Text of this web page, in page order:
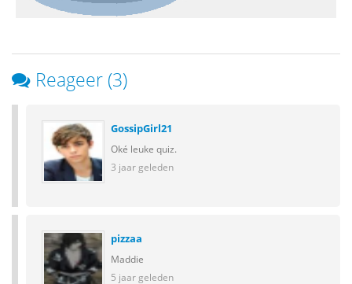
Reageer (3)
GossipGirl21
Oké leuke quiz.
3 jaar geleden
pizzaa
Maddie
5 jaar geleden